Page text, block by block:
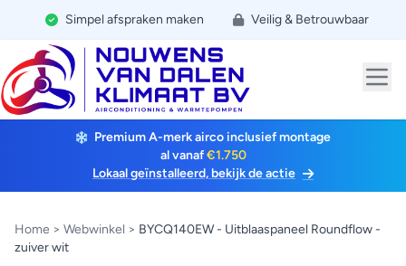
Simpel afspraken maken Veilig & Betrouwbaar
Premium A-merk airco inclusief montage
al vanaf€1.750
Lokaal geïnstalleerd, bekijk de actie
Home > Webwinkel > BYCQ140EW - Uitblaaspaneel Roundflow -
zuiver wit